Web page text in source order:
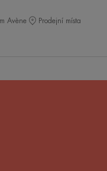
Avène Prodejní místa